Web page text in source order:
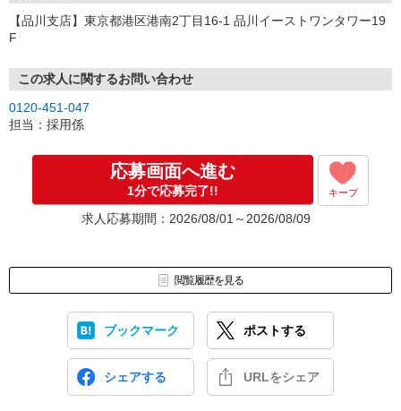
【品川支店】東京都港区港南2丁目16-1 品川イーストワンタワー19
F
この求人に関するお問い合わせ
0120-451-047
担当：採用係
応募画面へ進む
1分で応募完了!! キープ
求人応募期間：2026/08/01～2026/08/09
閲覧履歴を見る
ブックマーク ポストする
シェアする URLをシェア